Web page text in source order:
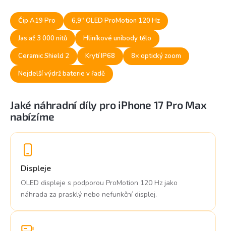
p
i
u
Čip A19 Pro
6,9" OLED ProMotion 120 Hz
Jas až 3 000 nitů
Hliníkové unibody tělo
Ceramic Shield 2
Krytí IP68
8× optický zoom
Nejdelší výdrž baterie v řadě
Jaké náhradní díly pro iPhone 17 Pro Max
nabízíme
Displeje
OLED displeje s podporou ProMotion 120 Hz jako
náhrada za prasklý nebo nefunkční displej.